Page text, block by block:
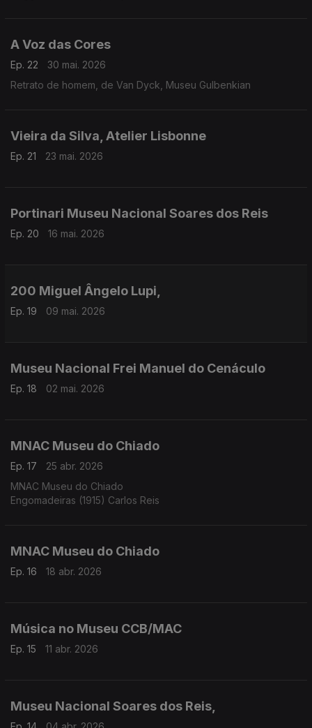
A Voz das Cores
Ep. 22
30 mai. 2026
Retrato de homem, de Van Dyck, Museu Gulbenkian
Vieira da Silva, Atelier Lisbonne
Ep. 21 23 mai. 2026
Portinari Museu Nacional Soares dos Reis
Ep. 20 16 mai. 2026
200 Miguel Ângelo Lupi,
Ep. 19 09 mai. 2026
Museu Nacional Frei Manuel do Cenáculo
Ep. 18 02 mai. 2026
MNAC Museu do Chiado
Ep. 17
25 abr. 2026
MNAC Museu do Chiado
Engomadeiras (1915) Carlos Reis
MNAC Museu do Chiado
Ep. 16 18 abr. 2026
Música no Museu CCB/MAC
Ep. 15 11 abr. 2026
Museu Nacional Soares dos Reis,